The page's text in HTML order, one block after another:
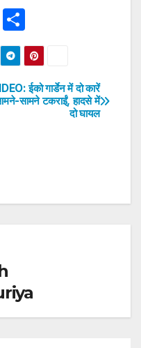
Pi
nt
er
h
ar
e
ईको गार्डेन में दो कारें
सामने टकराईं, हादसे में
दो घायल